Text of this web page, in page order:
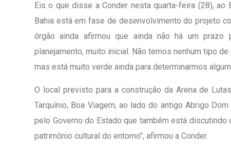
Eis o que disse a Conder nesta quarta-feira (28), ao
Bahia está em fase de desenvolvimento do projeto
órgão ainda afirmou que ainda não há um
planejamento, muito inicial. Não temos nenhum tipo
mas está muito verde ainda para determinarmos
O local previsto para a construção da Arena de
Tarquínio, Boa Viagem, ao lado do antigo Abrigo
pelo Governo do Estado que também está
patrimônio cultural do entorno", afirmou a Conder.